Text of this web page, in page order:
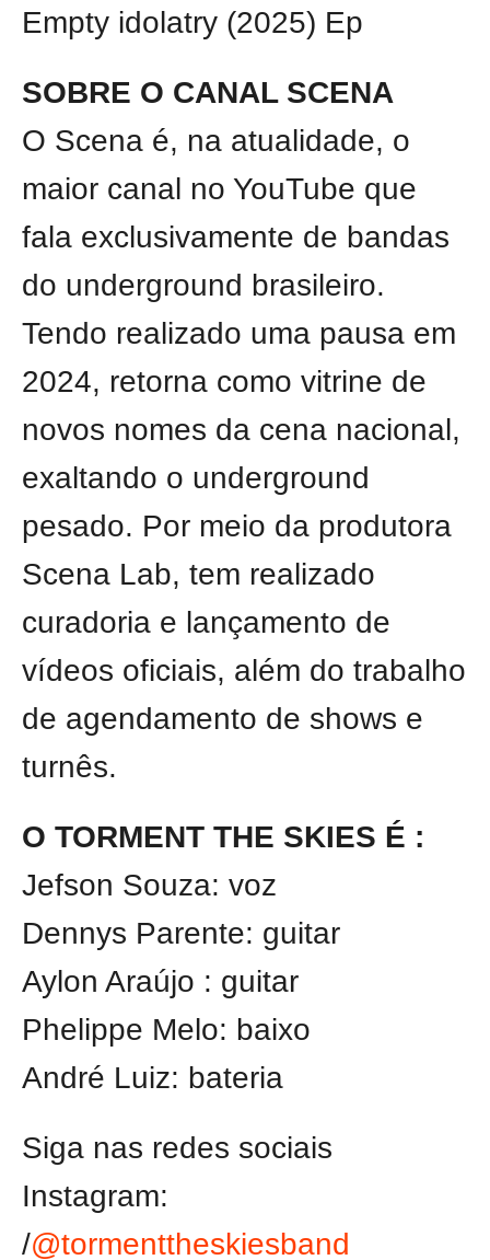
Empty idolatry (2025) Ep
SOBRE O CANAL SCENA
O Scena é, na atualidade, o
maior canal no YouTube que
fala exclusivamente de bandas
do underground brasileiro.
Tendo realizado uma pausa em
2024, retorna como vitrine de
novos nomes da cena nacional,
exaltando o underground
pesado. Por meio da produtora
Scena Lab, tem realizado
curadoria e lançamento de
vídeos oficiais, além do trabalho
de agendamento de shows e
turnês.
O TORMENT THE SKIES É :
Jefson Souza: voz
Dennys Parente: guitar
Aylon Araújo : guitar
Phelippe Melo: baixo
André Luiz: bateria
Siga nas redes sociais
Instagram:
/@tormenttheskiesband